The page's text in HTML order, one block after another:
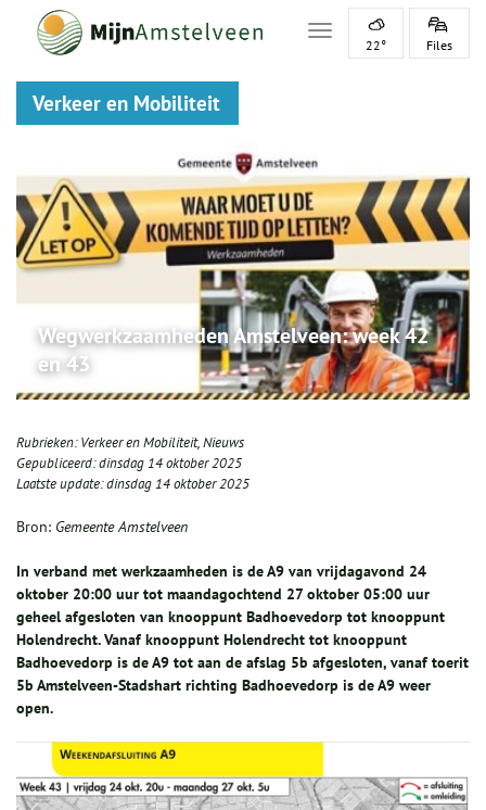
Toggle navigation
22° Files
Verkeer en Mobiliteit
Wegwerkzaamheden Amstelveen: week 42
en 43
Rubrieken:Verkeer en Mobiliteit,Nieuws
Gepubliceerd:dinsdag 14 oktober 2025
Laatste update:dinsdag 14 oktober 2025
Bron: Gemeente Amstelveen
In verband met werkzaamheden is de A9 van vrijdagavond 24
oktober 20:00 uur tot maandagochtend 27 oktober 05:00 uur
geheel afgesloten van knooppunt Badhoevedorp tot knooppunt
Holendrecht. Vanaf knooppunt Holendrecht tot knooppunt
Badhoevedorp is de A9 tot aan de afslag 5b afgesloten, vanaf toerit
5b Amstelveen-Stadshart richting Badhoevedorp is de A9 weer
open.